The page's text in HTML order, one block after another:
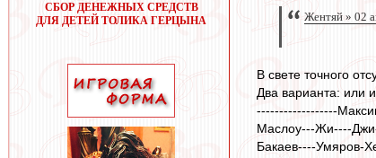
СБОР ДЕНЕЖНЫХ СРЕДСТВ
ДЛЯ ДЕТЕЙ ТОЛИКА ГЕРЦЫНА
Жентяй » 02
В свете точного
Два варианта: или
------------------
Маслоу---Жи----
Бакаев----Умяров-